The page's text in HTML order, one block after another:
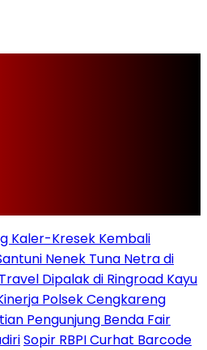
Kaler-Kresek Kembali
Nenek Tuna Netra di
Dipalak di Ringroad Kayu
Polsek Cengkareng
Pengunjung Benda Fair
Sopir RBPI Curhat Barcode